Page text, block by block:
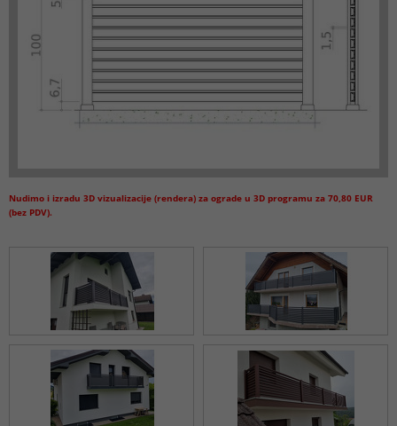
Nudimo i izradu 3D vizualizacije (rendera) za ograde u 3D programu za 70,80 EUR
(bez PDV).